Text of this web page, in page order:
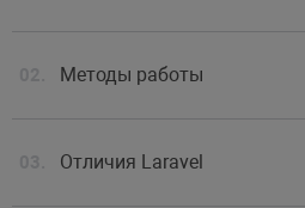
Методы работы
Отличия Laravel